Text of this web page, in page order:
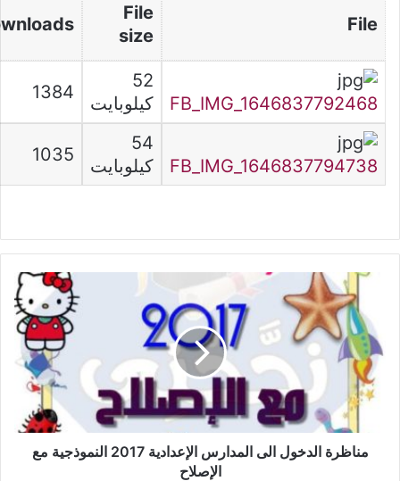
File
File
size
FB_IMG_1646837792468
52
كيلوبايت
1384
FB_IMG_1646837794738
54
كيلوبايت
1035
مناظرة
الدخول
المدارس
الإعدادية
2017
النموذجية
الإصلاح
مناظرة الدخول الى المدارس الإعدادية 2017 النموذجية مع
الإصلاح